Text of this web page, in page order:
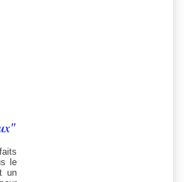
le
un